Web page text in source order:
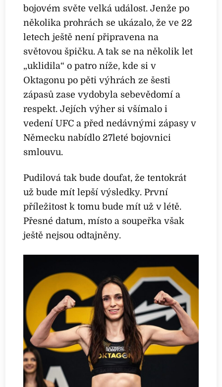
bojovém světe velká událost. Jenže po
několika prohrách se ukázalo, že ve 22
letech ještě není připravena na
světovou špičku. A tak se na několik let
„uklidila“ o patro níže, kde si v
Oktagonu po pěti výhrách ze šesti
zápasů zase vydobyla sebevědomí a
respekt. Jejích výher si všímalo i
vedení UFC a před nedávnými zápasy v
Německu nabídlo 27leté bojovnici
smlouvu.
Pudilová tak bude doufat, že tentokrát
už bude mít lepší výsledky. První
příležitost k tomu bude mít už v létě.
Přesné datum, místo a soupeřka však
ještě nejsou odtajněny.